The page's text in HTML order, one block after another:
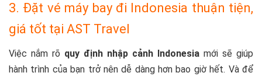
3. Đặt vé máy bay đi Indonesia thuận tiện,
giá tốt tại AST Travel
Việc nắm rõ quy định nhập cảnh Indonesia mới sẽ giúp
hành trình của bạn trở nên dễ dàng hơn bao giờ hết. Và để